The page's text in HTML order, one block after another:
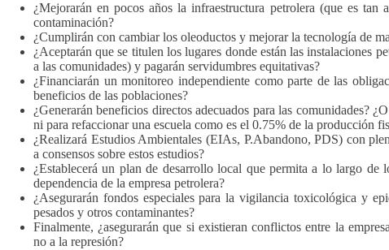
¿Mejorarán en pocos años la infraestructura petrolera (que es
contaminación?
¿Cumplirán con cambiar los oleoductos y mejorar la tecnología de
¿Aceptarán que se titulen los lugares donde están las instalaciones
a las comunidades) y pagarán servidumbres equitativas?
¿Financiarán un monitoreo independiente como parte de las
beneficios de las poblaciones?
¿Generarán beneficios directos adecuados para las comunidades?
ni para refaccionar una escuela como es el 0.75% de la producción
¿Realizará Estudios Ambientales (EIAs, P.Abandono, PDS) con
a consensos sobre estos estudios?
¿Establecerá un plan de desarrollo local que permita a lo largo de
dependencia de la empresa petrolera?
¿Asegurarán fondos especiales para la vigilancia toxicológica y
pesados y otros contaminantes?
Finalmente, ¿asegurarán que si existieran conflictos entre la
no a la represión?